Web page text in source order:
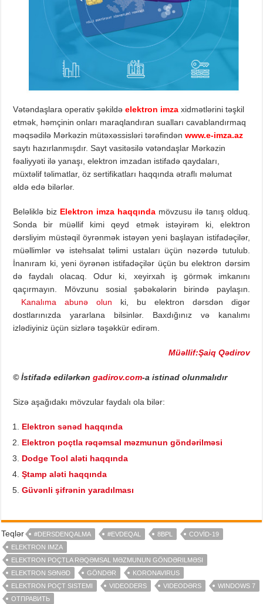
Vətəndaşlara operativ şəkildəelektron imza xidmətlərini təşkil
etmək, həmçinin onları maraqlandıran sualları cavablandırmaq
məqsədilə Mərkəzin mütəxəssisləri tərəfindənwww.e-imza.az
saytı hazırlanmışdır. Sayt vasitəsilə vətəndaşlar Mərkəzin
fəaliyyəti ilə yanaşı, elektron imzadan istifadə qaydaları,
müxtəlif təlimatlar, öz sertifikatları haqqında ətraflı məlumat
əldə edə bilərlər.
Beləliklə biz Elektron imza haqqında mövzusu ilə tanış olduq.
Sonda bir müəllif kimi qeyd etmək istəyirəm ki, elektron
dərsliyim müstəqil öyrənmək istəyən yeni başlayan istifadəçilər,
müəllimlər və istehsalat təlimi ustaları üçün nəzərdə tutulub.
İnanıram ki, yeni öyrənən istifadəçilər üçün bu elektron dərsim
də faydalı olacaq. Odur ki, xeyirxah iş görmək imkanını
qaçırmayın. Mövzunu sosial şəbəkələrin birində paylaşın.
Kanalıma abunə olun ki, bu elektron dərsdən digər
dostlarınızda yararlana bilsinlər. Baxdığınız və kanalımı
izlədiyiniz üçün sizlərə təşəkkür edirəm.
Müəllif:Şaiq Qədirov
© İstifadə edilərkəngadirov.com-a istinad olunmalıdır
Sizə aşağıdakı mövzular faydalı ola bilər:
Elektron sənəd haqqında
Elektron poçtla rəqəmsal məzmunun göndərilməsi
Dodge Tool aləti haqqında
Ştamp aləti haqqında
Güvənli şifrənin yaradılması
Teqlər #DERSDENQALMA #EVDEQAL 8BPL
COVİD-19
ELEKTRON IMZA
ELEKTRON POÇTLA RƏQƏMSAL MƏZMUNUN GÖNDƏRILMƏSI
ELEKTRON SƏNƏD
GÖNDƏR
KORONAVIRUS
ELEKTRON POÇT SISTEMI
VIDEODERS VIDEODƏRS
WINDOWS 7
ОТПРАВИТЬ